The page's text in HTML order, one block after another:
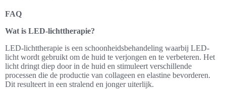
FAQ
Wat is LED-lichttherapie?
LED-lichttherapie is een schoonheidsbehandeling waarbij LED-
licht wordt gebruikt om de huid te verjongen en te verbeteren. Het
licht dringt diep door in de huid en stimuleert verschillende
processen die de productie van collageen en elastine bevorderen.
Dit resulteert in een stralend en jonger uiterlijk.